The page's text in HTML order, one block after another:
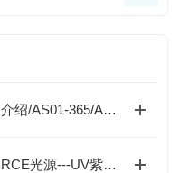
HOYA全新产品AS Series系列详细介绍/AS01-365/AS01-385/AS01-405
总代理日本HOYA豪雅LIGHT SOURCE光源---UV紫外线LED光源产品